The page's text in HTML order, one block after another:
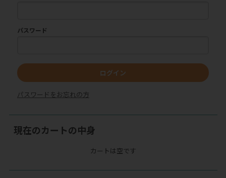
パスワード
ログイン
パスワードをお忘れの方
現在のカートの中身
カートは空です